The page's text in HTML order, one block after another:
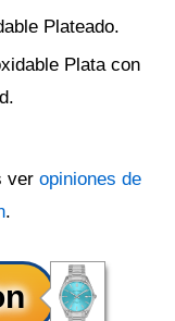
Plateado.
Plata con
ver opiniones de
.